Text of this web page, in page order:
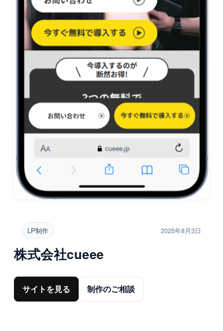
LP制作 2025年8月3日
株式会社cueee
サイトを見る 制作のご相談